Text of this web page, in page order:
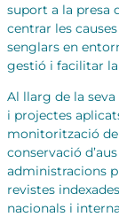
suport a la presa
centrar les
senglars en
gestió i facilitar la
Al llarg de la
i projectes
monitorització
conservació
administracions
revistes
nacionals i